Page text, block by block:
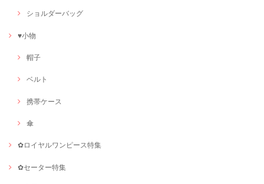
ショルダーバッグ
♥小物
帽子
ベルト
携帯ケース
傘
✿ロイヤルワンピース特集
✿セーター特集